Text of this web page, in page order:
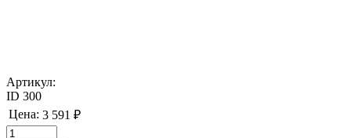
Артикул:
ID 300
Цена: 3 591 ₽